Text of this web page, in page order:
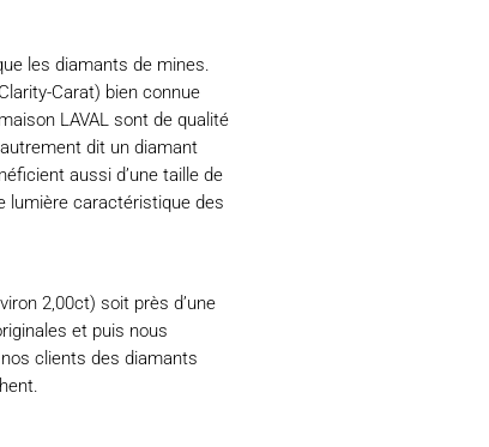
les diamants de mines.
Carat) bien connue
LAVAL sont de qualité
dit un diamant
aussi d’une taille de
lumière caractéristique des
2,00ct) soit près d’une
et puis nous
clients des diamants